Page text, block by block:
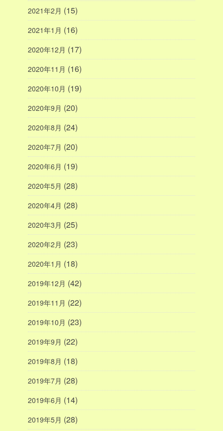
2021年2月 (15)
2021年1月 (16)
2020年12月 (17)
2020年11月 (16)
2020年10月 (19)
2020年9月 (20)
2020年8月 (24)
2020年7月 (20)
2020年6月 (19)
2020年5月 (28)
2020年4月 (28)
2020年3月 (25)
2020年2月 (23)
2020年1月 (18)
2019年12月 (42)
2019年11月 (22)
2019年10月 (23)
2019年9月 (22)
2019年8月 (18)
2019年7月 (28)
2019年6月 (14)
2019年5月 (28)